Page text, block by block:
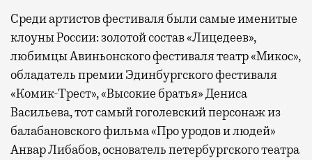
Среди артистов фестиваля были самые именитые
клоуны России: золотой состав «Лицедеев»,
любимцы Авиньонского фестиваля театр «Микос»,
обладатель премии Эдинбургского фестиваля
«Комик-Трест», «Высокие братья» Дениса
Васильева, тот самый гоголевский персонаж из
балабановского фильма «Про уродов и людей»
Анвар Либабов, основатель петербургского театра